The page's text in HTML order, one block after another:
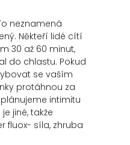
neznamená
Někteří lidé cítí
30 až 60 minut,
do chlastu. Pokud
se vaším
protáhnou za
intimitu
jiné, takže
fluox- síla, zhruba